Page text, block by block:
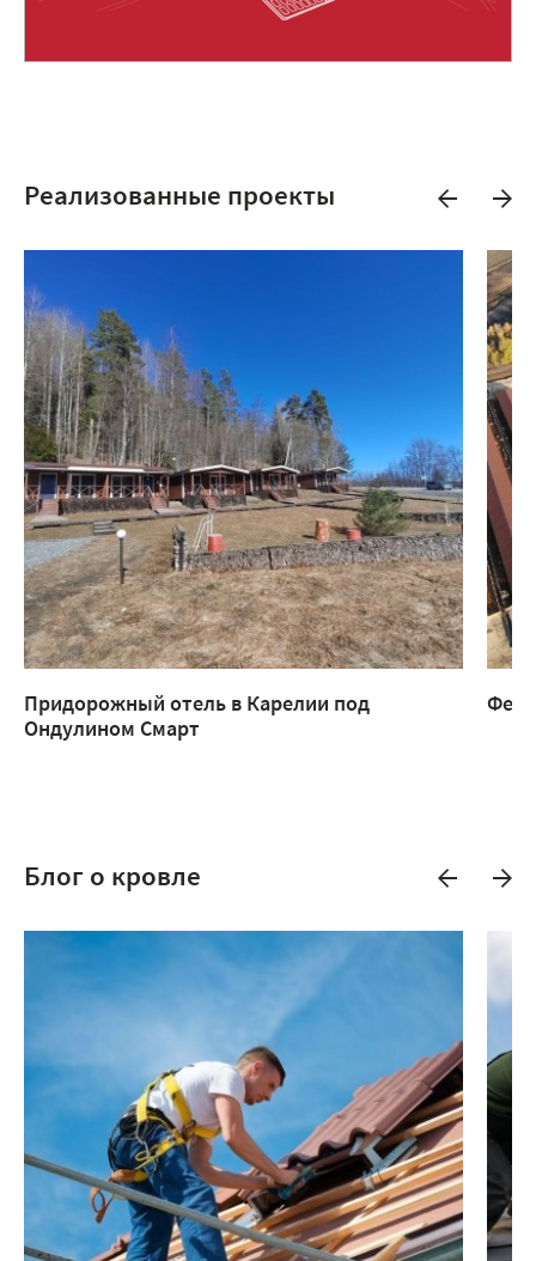
Реализованные проекты
Придорожный отель в Карелии под
Ондулином Смарт
Блог о кровле